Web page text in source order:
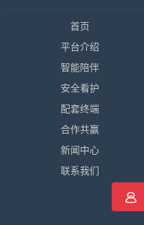
首页
平台介绍
智能陪伴
安全看护
配套终端
合作共赢
新闻中心
联系我们